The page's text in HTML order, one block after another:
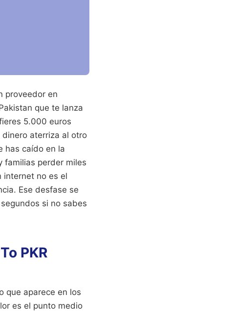
proveedor en
que te lanza
5.000 euros
aterriza al otro
has caído en la
familias perder miles
internet no es el
Ese desfase se
si no sabes
PKR
que aparece en los
es el punto medio